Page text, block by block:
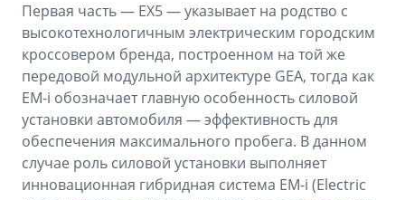
Первая часть — EX5 — указывает на родство с
высокотехнологичным электрическим городским
кроссовером бренда, построенном на той же
передовой модульной архитектуре GEA, тогда как
EM-i обозначает главную особенность силовой
установки автомобиля — эффективность для
обеспечения максимального пробега. В данном
случае роль силовой установки выполняет
инновационная гибридная система EM-i (Electric